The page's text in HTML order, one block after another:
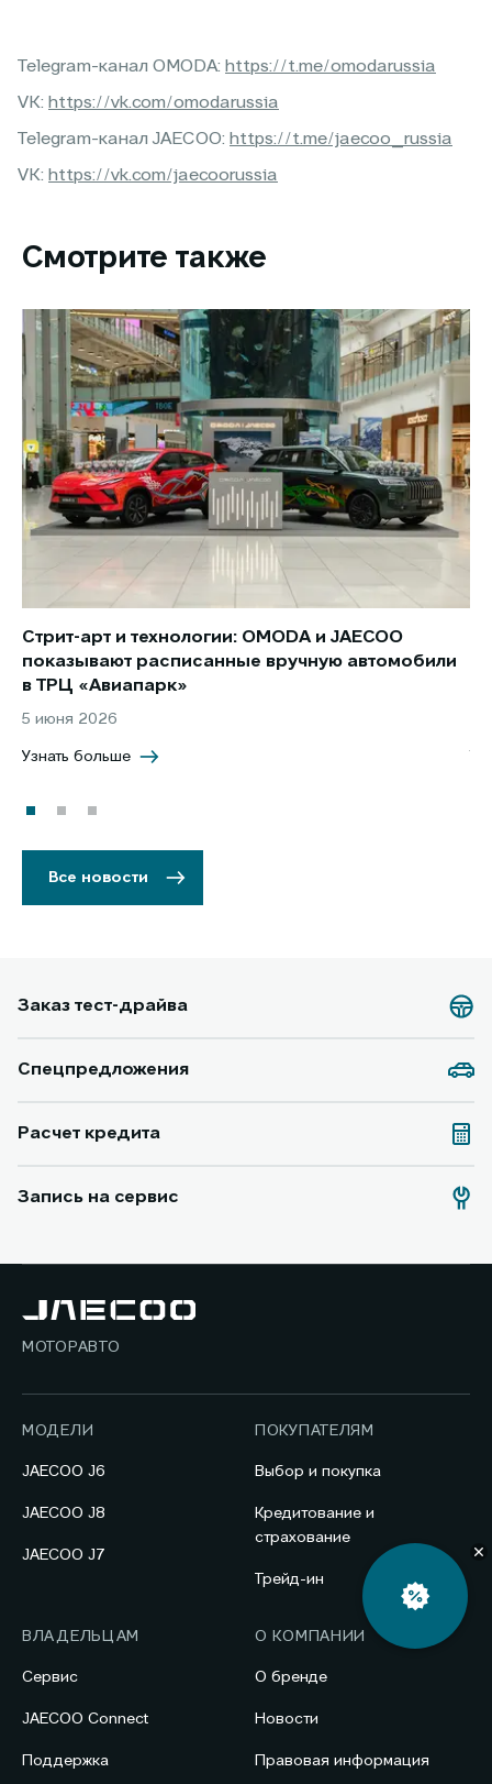
Telegram-канал OMODA: https://t.me/omodarussia
VK: https://vk.com/omodarussia
Telegram-канал JAECOO: https://t.me/jaecoo_russia
VK: https://vk.com/jaecoorussia
Смотрите также
Стрит-арт и технологии: OMODA и JAECOO
показывают расписанные вручную автомобили
в ТРЦ «Авиапарк»
5 июня 2026
Узнать больше
Все новости
Заказ тест-драйва
Спецпредложения
Расчет кредита
Запись на сервис
МОТОРАВТО
МОДЕЛИ
JAECOO J6
JAECOO J8
JAECOO J7
ПОКУПАТЕЛЯМ
Выбор и покупка
Кредитование и
страхование
Трейд-ин
ВЛАДЕЛЬЦАМ
Сервис
JAECOO Connect
Поддержка
О КОМПАНИИ
О бренде
Новости
Правовая информация